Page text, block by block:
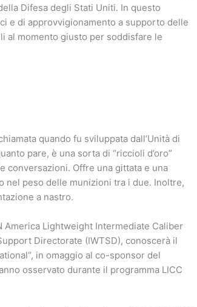
Difesa degli Stati Uniti. In questo
e di approvvigionamento a supporto delle
al momento giusto per soddisfare le
quando fu sviluppata dall’Unità di
pare, è una sorta di “riccioli d’oro”
conversazioni. Offre una gittata e una
nel peso delle munizioni tra i due. Inoltre,
a nastro.
America Lightweight Intermediate Caliber
Directorate (IWTSD), conoscerà il
in omaggio al co-sponsor del
osservato durante il programma LICC